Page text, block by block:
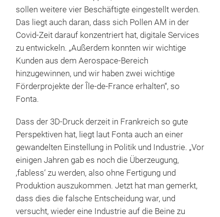
sollen weitere vier Beschäftigte eingestellt werden.
Das liegt auch daran, dass sich Pollen AM in der
Covid-Zeit darauf konzentriert hat, digitale Services
zu entwickeln. „Außerdem konnten wir wichtige
Kunden aus dem Aerospace-Bereich
hinzugewinnen, und wir haben zwei wichtige
Förderprojekte der Île-de-France erhalten“, so
Fonta.
Dass der 3D-Druck derzeit in Frankreich so gute
Perspektiven hat, liegt laut Fonta auch an einer
gewandelten Einstellung in Politik und Industrie. „Vor
einigen Jahren gab es noch die Überzeugung,
‚fabless‘ zu werden, also ohne Fertigung und
Produktion auszukommen. Jetzt hat man gemerkt,
dass dies die falsche Entscheidung war, und
versucht, wieder eine Industrie auf die Beine zu